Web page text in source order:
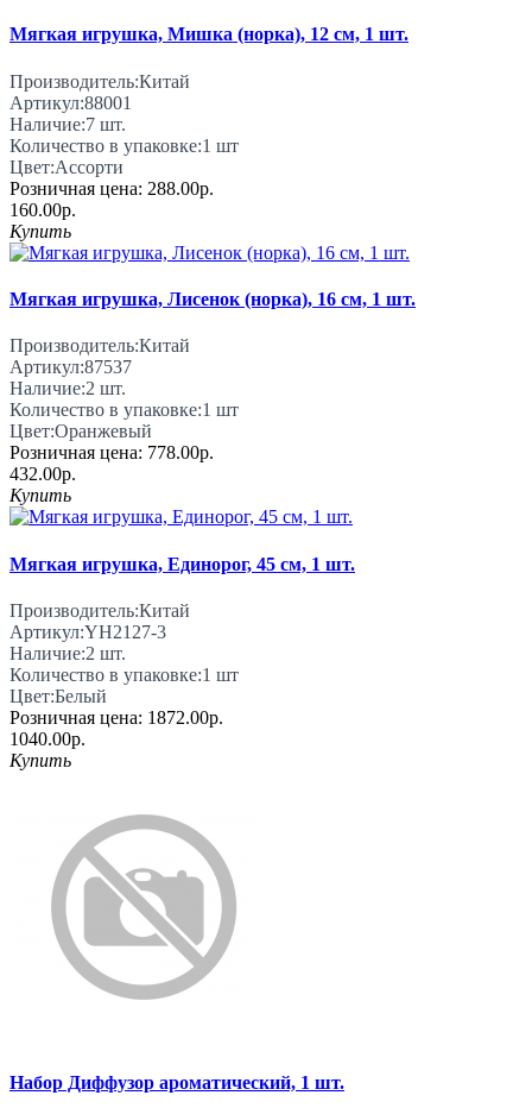
Мягкая игрушка, Мишка (норка), 12 см, 1 шт.
Производитель:Китай
Артикул:88001
Наличие:7 шт.
Количество в упаковке:1 шт
Цвет:Ассорти
Розничная цена: 288.00р.
160.00р.
Купить
Мягкая игрушка, Лисенок (норка), 16 см, 1 шт.
Производитель:Китай
Артикул:87537
Наличие:2 шт.
Количество в упаковке:1 шт
Цвет:Оранжевый
Розничная цена: 778.00р.
432.00р.
Купить
Мягкая игрушка, Единорог, 45 см, 1 шт.
Производитель:Китай
Артикул:YH2127-3
Наличие:2 шт.
Количество в упаковке:1 шт
Цвет:Белый
Розничная цена: 1872.00р.
1040.00р.
Купить
Набор Диффузор ароматический, 1 шт.